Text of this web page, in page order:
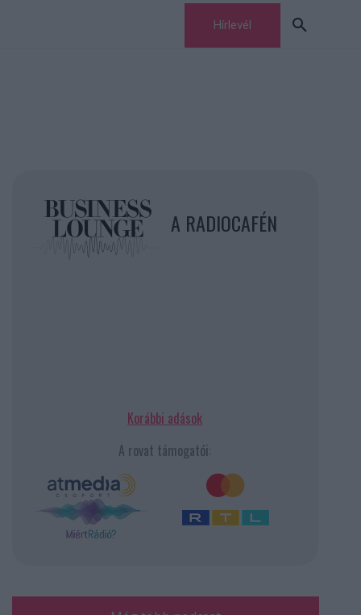
Hírlevél
A RADIOCAFÉN
Korábbi adások
A rovat támogatói: